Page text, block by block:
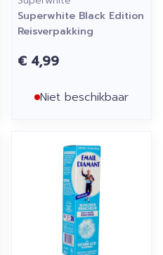
Superwhite Black Edition
Reisverpakking
€ 4,99
Niet beschikbaar